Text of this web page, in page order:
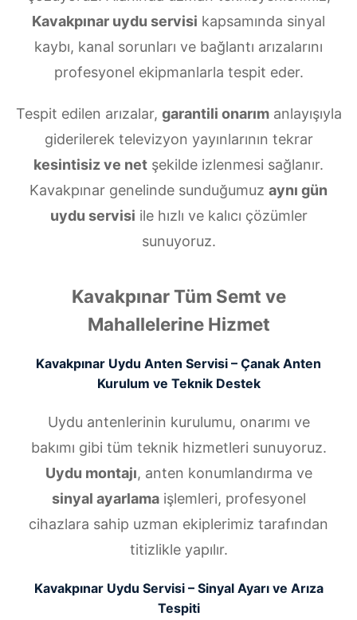
Kavakpınar uydu servisi kapsamında sinyal
kaybı, kanal sorunları ve bağlantı arızalarını
profesyonel ekipmanlarla tespit eder.
Tespit edilen arızalar, garantili onarımanlayışıyla
giderilerek televizyon yayınlarının tekrar
kesintisiz ve net şekilde izlenmesi sağlanır.
Kavakpınar genelinde sunduğumuz aynı gün
uydu servisi ile hızlı ve kalıcı çözümler
sunuyoruz.
Kavakpınar Tüm Semt ve
Mahallelerine Hizmet
Kavakpınar Uydu Anten Servisi – Çanak Anten
Kurulum ve Teknik Destek
Uydu antenlerinin kurulumu, onarımı ve
bakımı gibi tüm teknik hizmetleri sunuyoruz.
Uydu montajı, anten konumlandırma ve
sinyal ayarlamaişlemleri, profesyonel
cihazlara sahip uzman ekiplerimiz tarafından
titizlikle yapılır.
Kavakpınar Uydu Servisi – Sinyal Ayarı ve Arıza
Tespiti